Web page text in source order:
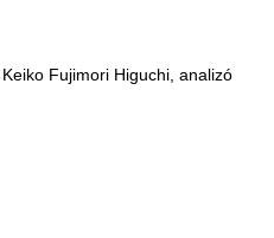
Fujimori Higuchi, analizó